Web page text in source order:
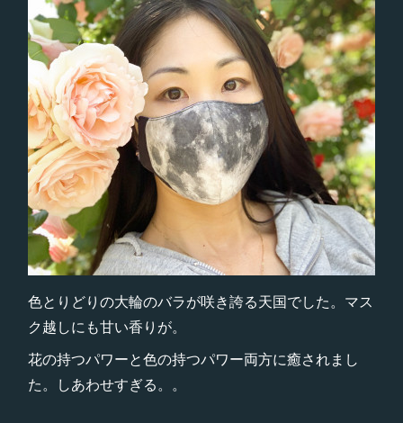
色とりどりの大輪のバラが咲き誇る天国でした。マス
ク越しにも甘い香りが。
花の持つパワーと色の持つパワー両方に癒されまし
た。しあわせすぎる。。